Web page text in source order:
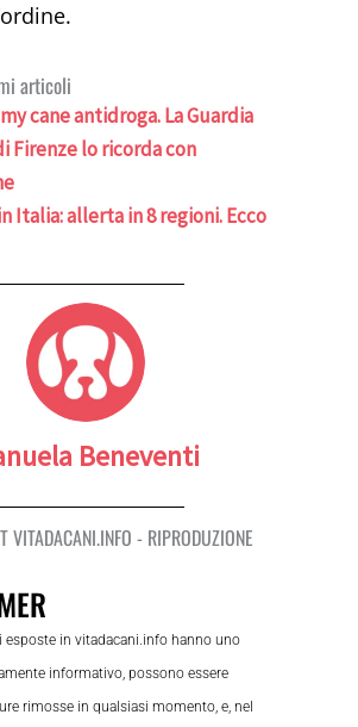
articoli
cane antidroga. La Guardia
Firenze lo ricorda con
Italia: allerta in 8 regioni. Ecco
Beneventi
- RIPRODUZIONE
esposte in vitadacani.info hanno uno
informativo, possono essere
rimosse in qualsiasi momento, e, nel